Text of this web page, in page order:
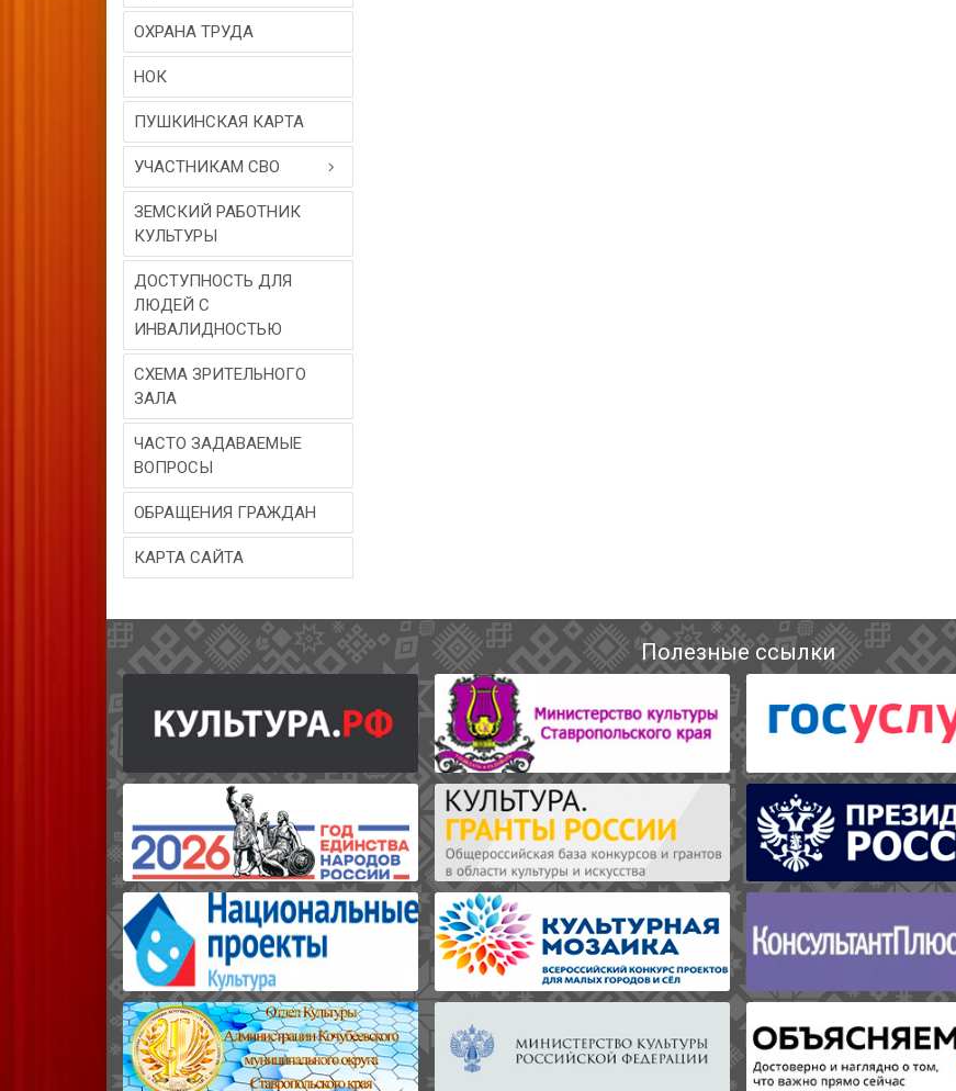
ОХРАНА ТРУДА
НОК
ПУШКИНСКАЯ КАРТА
УЧАСТНИКАМ СВО
ЗЕМСКИЙ РАБОТНИК
КУЛЬТУРЫ
ДОСТУПНОСТЬ ДЛЯ
ЛЮДЕЙ С
ИНВАЛИДНОСТЬЮ
СХЕМА ЗРИТЕЛЬНОГО
ЗАЛА
ЧАСТО ЗАДАВАЕМЫЕ
ВОПРОСЫ
ОБРАЩЕНИЯ ГРАЖДАН
КАРТА САЙТА
Полезные ссылки